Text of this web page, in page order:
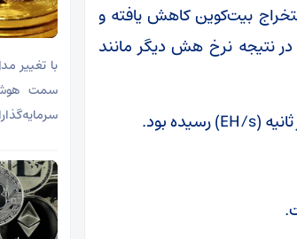
بیت‌کوین کاهش یافته و
در نتیجه نرخ هش دیگر مانند
با تغییر
سمت هوش